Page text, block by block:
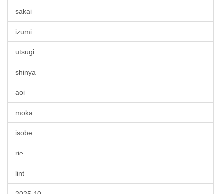
sakai
izumi
utsugi
shinya
aoi
moka
isobe
rie
lint